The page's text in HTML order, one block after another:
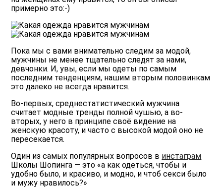
примерно это:-)
Пока мы с вами внимательно следим за модой,
мужчины не менее тщательно следят за нами,
девчонки. И, увы, если мы одеты по самым
последним тенденциям, нашим вторым половинкам
это далеко не всегда нравится.
Во-первых, среднестатистический мужчина
считает модные тренды полной чушью, а во-
вторых, у него в принципе своё видение на
женскую красоту, и часто с высокой модой оно не
пересекается.
Один из самых популярных вопросов в инстаграм
Школы Шопинга — это «а как одеться, чтобы и
удобно было, и красиво, и модно, и чтоб секси было
и мужу нравилось?»